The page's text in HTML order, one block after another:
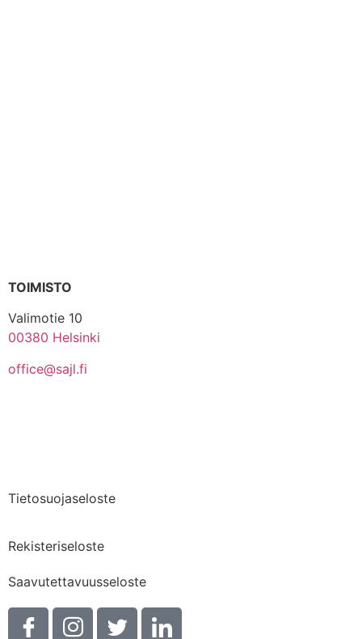
TOIMISTO
Valimotie 10
00380 Helsinki
office@sajl.fi
Tietosuojaseloste
Rekisteriseloste
Saavutettavuusseloste